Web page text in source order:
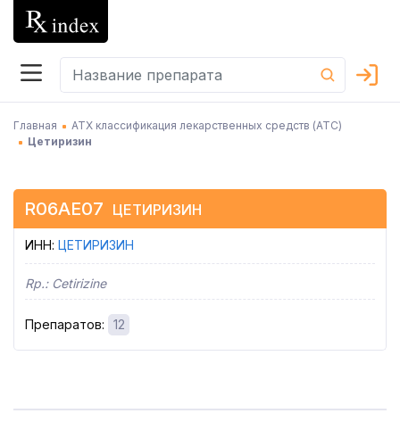
Главная
АТХ классификация лекарственных средств (АТC)
Цетиризин
R06AE07 ЦЕТИРИЗИН
ИНН: ЦЕТИРИЗИН
Rp.: Cetirizine
Препаратов: 12